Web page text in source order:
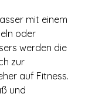
mit einem
oder
werden die
zur
auf Fitness.
und